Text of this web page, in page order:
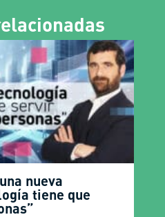
nueva
tiene que